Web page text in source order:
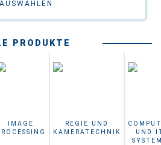
AUSWÄHLEN
PRODUKTE
IMAGE
REGIE UND
KAMERATECHNIK
UND